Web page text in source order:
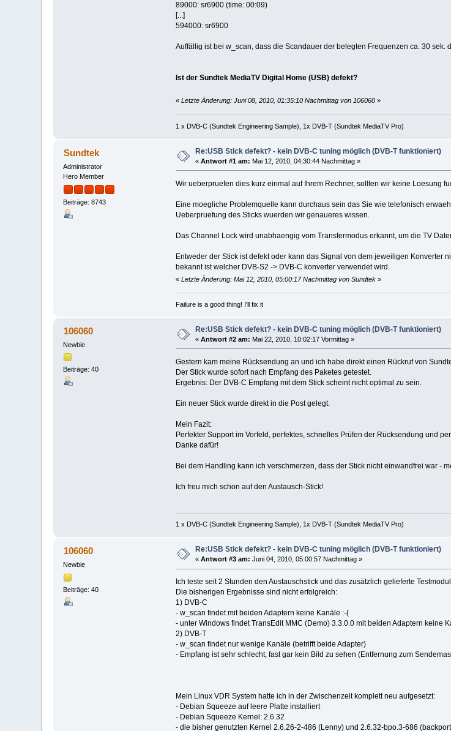
89000: sr6900 (time: 00:09)
[...]
594000: sr6900
Auffällig ist bei w_scan, dass die Scandauer der belegten Frequenzen ca. 30
Ist der Sundtek MediaTV Digital Home (USB) defekt?
« Letzte Änderung: Juni 08, 2010, 01:35:10 Nachmittag von 106060»
1 x DVB-C (Sundtek Engineering Sample), 1x DVB-T (Sundtek MediaTV Pro)
Sundtek
Administrator
Hero Member
Beiträge: 8743
Re:USB Stick defekt? - kein DVB-C tuning möglich (DVB-T funktioniert)
«Antwort #1 am: Mai 12, 2010, 04:30:44 Nachmittag »
Wir ueberpruefen dies kurz einmal auf Ihrem Rechner, sollten wir keine Loesung
Eine moegliche Problemquelle kann durchaus sein das Sie wie telefonisch
Ueberpruefung des Sticks wuerden wir genaueres wissen.
Das Channel Lock wird unabhaengig vom Transfermodus erkannt, um die TV
Entweder der Stick ist defekt oder kann das Signal von dem jeweiligen
bekannt ist welcher DVB-S2 -> DVB-C konverter verwendet wird.
« Letzte Änderung: Mai 12, 2010, 05:00:17 Nachmittag von Sundtek»
Failure is a good thing! I'll fix it
106060
Newbie
Beiträge: 40
Re:USB Stick defekt? - kein DVB-C tuning möglich (DVB-T funktioniert)
«Antwort #2 am: Mai 22, 2010, 10:02:17 Vormittag »
Gestern kam meine Rücksendung an und ich habe direkt einen Rückruf von
Der Stick wurde sofort nach Empfang des Paketes getestet.
Ergebnis: Der DVB-C Empfang mit dem Stick scheint nicht optimal zu sein.
Ein neuer Stick wurde direkt in die Post gelegt.
Mein Fazit:
Perfekter Support im Vorfeld, perfektes, schnelles Prüfen der Rücksendung und
Danke dafür!
Bei dem Handling kann ich verschmerzen, dass der Stick nicht einwandfrei war -
Ich freu mich schon auf den Austausch-Stick!
1 x DVB-C (Sundtek Engineering Sample), 1x DVB-T (Sundtek MediaTV Pro)
106060
Newbie
Beiträge: 40
Re:USB Stick defekt? - kein DVB-C tuning möglich (DVB-T funktioniert)
«Antwort #3 am: Juni 04, 2010, 05:00:57 Nachmittag »
Ich teste seit 2 Stunden den Austauschstick und das zusätzlich gelieferte
Die bisherigen Ergebnisse sind nicht erfolgreich:
1) DVB-C
- w_scan findet mit beiden Adaptern keine Kanäle :-(
- unter Windows findet TransEdit MMC (Demo) 3.3.0.0 mit beiden Adaptern keine
2) DVB-T
- w_scan findet nur wenige Kanäle (betrifft beide Adapter)
- Empfang ist sehr schlecht, fast gar kein Bild zu sehen (Entfernung zum
Mein Linux VDR System hatte ich in der Zwischenzeit komplett neu aufgesetzt:
- Debian Squeeze auf leere Platte installiert
- Debian Squeeze Kernel: 2.6.32
- die bisher genutzten Kernel 2.6.26-2-486 (Lenny) und 2.6.32-bpo.3-686